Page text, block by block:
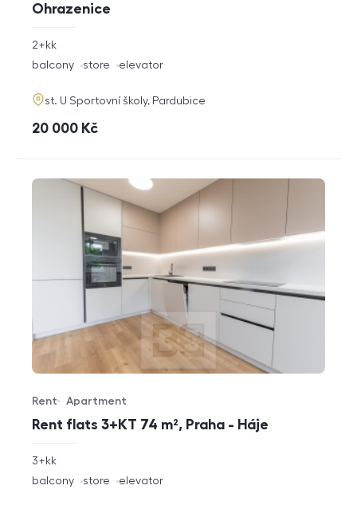
Ohrazenice
rozměry
disposition
2+kk
funkce
balcony store elevator
adresa
st. U Sportovní školy, Pardubice
cena
20 000 Kč
Rent flats 3+KT 74 m², Praha - Háje
Offer type
Rent
Property type
Apartment
rozměry
3+kk
funkce
balcony store elevator